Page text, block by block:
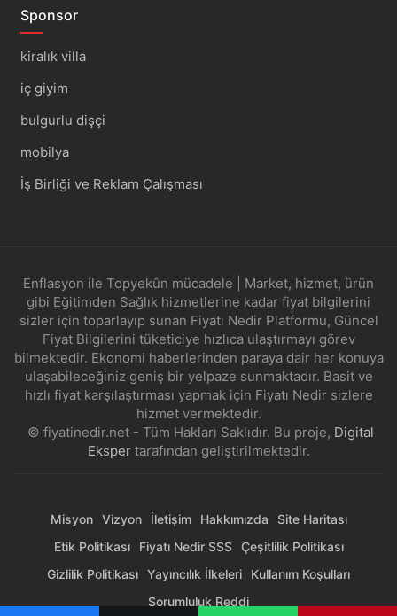
Sponsor
kiralık villa
iç giyim
bulgurlu dişçi
mobilya
İş Birliği ve Reklam Çalışması
Enflasyon ile Topyekûn mücadele | Market, hizmet, ürün
gibi Eğitimden Sağlık hizmetlerine kadar fiyat bilgilerini
sizler için toparlayıp sunan Fiyatı Nedir Platformu, Güncel
Fiyat Bilgilerini tüketiciye hızlıca ulaştırmayı görev
bilmektedir. Ekonomi haberlerinden paraya dair her konuya
ulaşabileceğiniz geniş bir yelpaze sunmaktadır. Basit ve
hızlı fiyat karşılaştırması yapmak için Fiyatı Nedir sizlere
hizmet vermektedir.
© fiyatinedir.net - Tüm Hakları Saklıdır. Bu proje, Digital
Ekspertarafından geliştirilmektedir.
Misyon Vizyon İletişim Hakkımızda
Site Haritası
Etik Politikası
Fiyatı Nedir SSS
Çeşitlilik Politikası
Gizlilik Politikası Yayıncılık İlkeleri
Kullanım Koşulları
Sorumluluk Reddi